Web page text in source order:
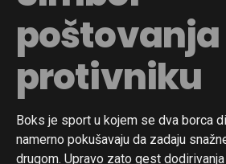
protivniku
Boks je sport u kojem se dva borca
namerno pokušavaju da zadaju
drugom. Upravo zato gest